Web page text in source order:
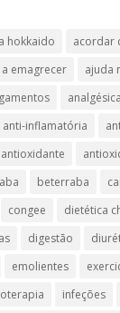
hokkaido
acordar
emagrecer
ajuda
anti-inflamatória​
antioxidante
beterraba
congee
dietética
digestão
emolientes
infeções